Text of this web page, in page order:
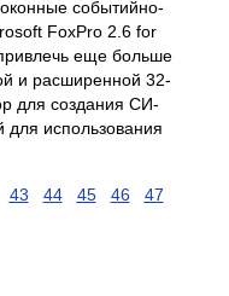
событийно-
FoxPro 2.6 for
еще больше
и расширенной 32-
для создания СИ-
использования
43 44 45 46
47